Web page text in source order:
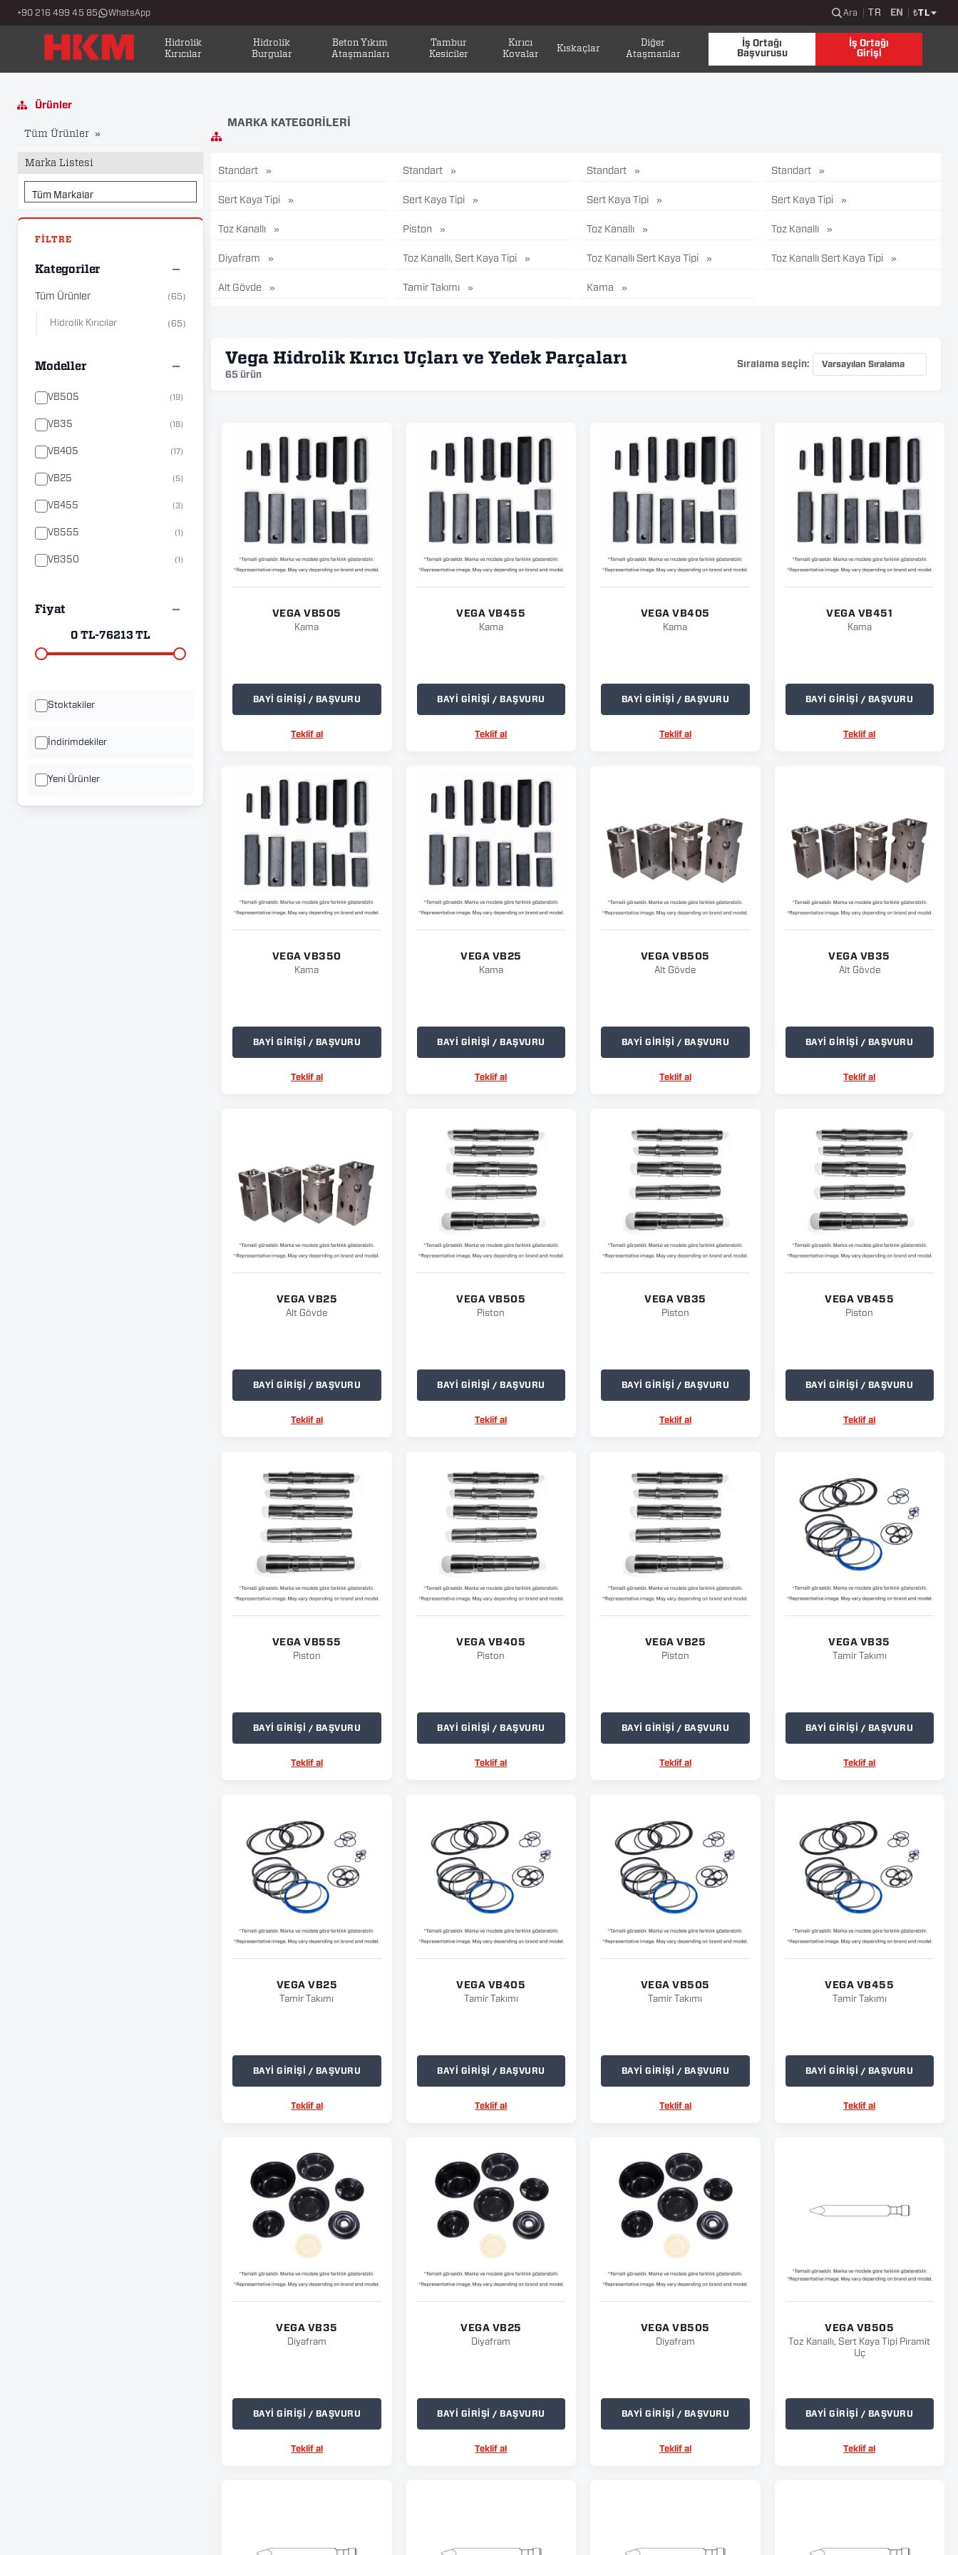
+90 216 499 45 85 WhatsApp Ara TR EN ₺TL
Hidrolik
Kırıcılar
Hidrolik
Burgular
Beton Yıkım
Ataşmanları
Tambur
Kesiciler
Kırıcı
Kovalar
Kıskaçlar
Diğer
Ataşmanlar
İş Ortağı
Başvurusu
İş Ortağı
Girişi
Ürünler
Tüm Ürünler
Marka Listesi
Kategoriler
Tüm Ürünler (65)
Hidrolik Kırıcılar (65)
Modeller
VB505 (19)
VB35 (18)
VB405 (17)
VB25 (5)
VB455 (3)
VB555 (1)
VB350 (1)
Fiyat
0 TL-76213 TL
Stoktakiler
İndirimdekiler
Yeni Ürünler
MARKA KATEGORILERI
Standart Standart Standart Standart
Sert Kaya Tipi Sert Kaya Tipi Sert Kaya Tipi Sert Kaya Tipi
Toz Kanallı Piston Toz Kanallı Toz Kanallı
Diyafram Toz Kanallı, Sert Kaya Tipi Toz Kanallı Sert Kaya Tipi Toz Kanallı Sert Kaya Tipi
Alt Gövde Tamir Takımı Kama
Vega Hidrolik Kırıcı Uçları ve Yedek Parçaları
65 ürün
Sıralama seçin:
VEGA VB505
Kama
BAYİ GİRİŞİ / BAŞVURU
Teklif al
VEGA VB455
Kama
BAYİ GİRİŞİ / BAŞVURU
Teklif al
VEGA VB405
Kama
BAYİ GİRİŞİ / BAŞVURU
Teklif al
VEGA VB451
Kama
BAYİ GİRİŞİ / BAŞVURU
Teklif al
VEGA VB350
Kama
BAYİ GİRİŞİ / BAŞVURU
Teklif al
VEGA VB25
Kama
BAYİ GİRİŞİ / BAŞVURU
Teklif al
VEGA VB505
Alt Gövde
BAYİ GİRİŞİ / BAŞVURU
Teklif al
VEGA VB35
Alt Gövde
BAYİ GİRİŞİ / BAŞVURU
Teklif al
VEGA VB25
Alt Gövde
BAYİ GİRİŞİ / BAŞVURU
Teklif al
VEGA VB505
Piston
BAYİ GİRİŞİ / BAŞVURU
Teklif al
VEGA VB35
Piston
BAYİ GİRİŞİ / BAŞVURU
Teklif al
VEGA VB455
Piston
BAYİ GİRİŞİ / BAŞVURU
Teklif al
VEGA VB555
Piston
BAYİ GİRİŞİ / BAŞVURU
Teklif al
VEGA VB405
Piston
BAYİ GİRİŞİ / BAŞVURU
Teklif al
VEGA VB25
Piston
BAYİ GİRİŞİ / BAŞVURU
Teklif al
VEGA VB35
Tamir Takımı
BAYİ GİRİŞİ / BAŞVURU
Teklif al
VEGA VB25
Tamir Takımı
BAYİ GİRİŞİ / BAŞVURU
Teklif al
VEGA VB405
Tamir Takımı
BAYİ GİRİŞİ / BAŞVURU
Teklif al
VEGA VB505
Tamir Takımı
BAYİ GİRİŞİ / BAŞVURU
Teklif al
VEGA VB455
Tamir Takımı
BAYİ GİRİŞİ / BAŞVURU
Teklif al
VEGA VB35
Diyafram
BAYİ GİRİŞİ / BAŞVURU
Teklif al
VEGA VB25
Diyafram
BAYİ GİRİŞİ / BAŞVURU
Teklif al
VEGA VB505
Diyafram
BAYİ GİRİŞİ / BAŞVURU
Teklif al
VEGA VB505
Toz Kanallı, Sert Kaya Tipi Piramit
Uç
BAYİ GİRİŞİ / BAŞVURU
Teklif al